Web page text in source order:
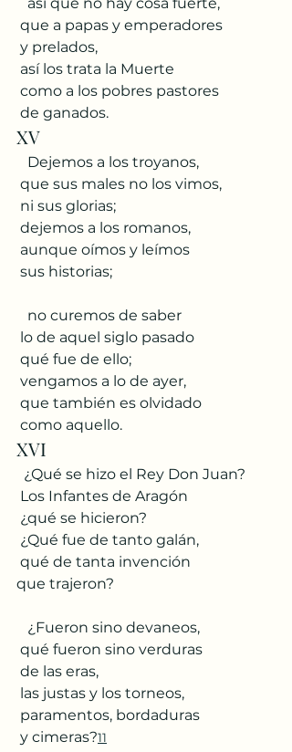
que a papas y emperadores
y prelados,
así los trata la Muerte
como a los pobres pastores
de ganados.
XV
Dejemos a los troyanos,
que sus males no los vimos,
ni sus glorias;
dejemos a los romanos,
aunque oímos y leímos
sus historias;
no curemos de saber
lo de aquel siglo pasado
qué fue de ello;
vengamos a lo de ayer,
que también es olvidado
como aquello.
XVI
¿Qué se hizo el Rey Don Juan?
Los Infantes de Aragón
¿qué se hicieron?
¿Qué fue de tanto galán,
qué de tanta invención
que trajeron?
¿Fueron sino devaneos,
qué fueron sino verduras
de las eras,
las justas y los torneos,
paramentos, bordaduras
y cimeras?11